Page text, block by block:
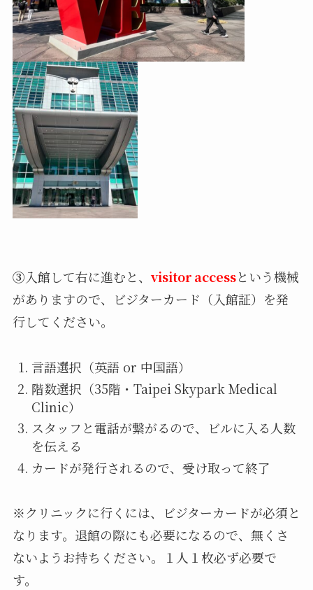
③入館して右に進むと、 visitor accessという機械
がありますので、ビジターカード（入館証）を発
行してください。
言語選択（英語 or 中国語）
階数選択（35階・Taipei Skypark Medical
Clinic）
スタッフと電話が繋がるので、ビルに入る人数
を伝える
カードが発行されるので、受け取って終了
※クリニックに行くには、ビジターカードが必須と
なります。退館の際にも必要になるので、無くさ
ないようお持ちください。１人１枚必ず必要で
す。